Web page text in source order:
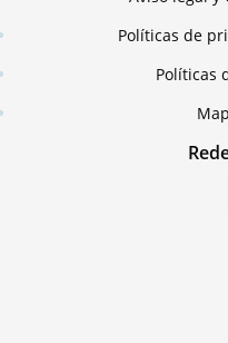
Políticas de
Políticas